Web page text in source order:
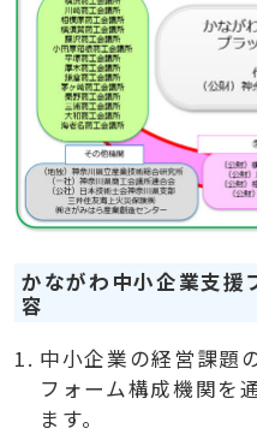
かながわ中小企業支援
容
中小企業の経営課題
フォーム構成機関を
ます。